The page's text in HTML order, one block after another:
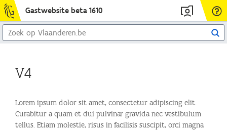
gaan
Gastwebsite beta 1610 AANMELDEN
Zoek
op
V4
Lorem ipsum dolor sit amet, consectetur adipiscing elit.
Curabitur a quam et dui pulvinar gravida nec vestibulum
tellus. Etiam molestie, risus in facilisis suscipit, orci magna